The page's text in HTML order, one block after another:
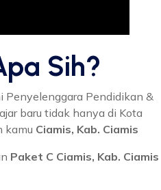
Sih?
Penyelenggara Pendidikan &
baru tidak hanya di Kota
kamu Ciamis, Kab. Ciamis
Paket C Ciamis, Kab. Ciamis